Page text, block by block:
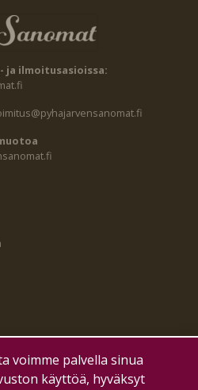
ja ilmoitusasioissa:
voimme palvella sinua
käyttöä, hyväksyt